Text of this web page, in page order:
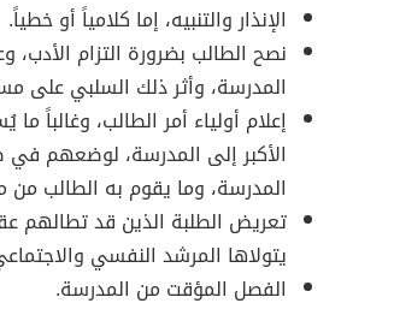
الإنذار والتنبيه، إما كلامياً أو خطياً.
نصح الطالب بضرورة التزام الأدب،
المدرسة، وأثر ذلك السلبي على
إعلام أولياء أمر الطالب، وغالباً
الأكبر إلى المدرسة، لوضعهم
المدرسة، وما يقوم به الطالب من
تعريض الطلبة الذين قد تطالهم
يتولاها المرشد النفسي
الفصل المؤقت من المدرسة.